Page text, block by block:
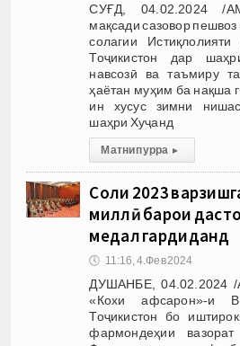
СУҒД, 04.02.2024 /
мақсади сазовор
солагии
Тоҷикистон дар
навсозӣ ва таъмиру
ҳаётан муҳим ба нақша
ин хусус зимни
шаҳри Хуҷанд
Матни пурра ▸
Соли 2023
миллӣ барои
медал гардиданд
🕔 11:16, 4.Фев 2024
ДУШАНБЕ, 04.02.2024
«Кохи афсарон»-и
Тоҷикистон бо
фармондеҳии